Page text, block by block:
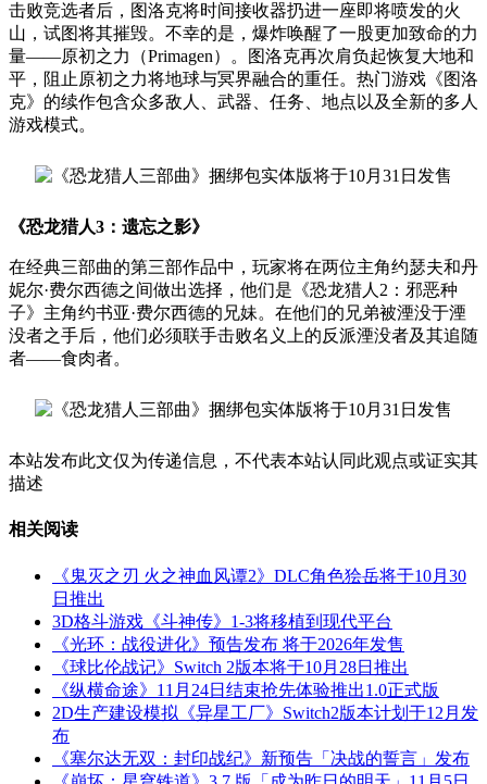
击败竞选者后，图洛克将时间接收器扔进一座即将喷发的火
山，试图将其摧毁。不幸的是，爆炸唤醒了一股更加致命的力
量——原初之力（Primagen）。图洛克再次肩负起恢复大地和
平，阻止原初之力将地球与冥界融合的重任。热门游戏《图洛
克》的续作包含众多敌人、武器、任务、地点以及全新的多人
游戏模式。
《恐龙猎人3：遗忘之影》
在经典三部曲的第三部作品中，玩家将在两位主角约瑟夫和丹
妮尔·费尔西德之间做出选择，他们是《恐龙猎人2：邪恶种
子》主角约书亚·费尔西德的兄妹。在他们的兄弟被湮没于湮
没者之手后，他们必须联手击败名义上的反派湮没者及其追随
者——食肉者。
本站发布此文仅为传递信息，不代表本站认同此观点或证实其
描述
相关阅读
《鬼灭之刃 火之神血风谭2》DLC角色狯岳将于10月30
日推出
3D格斗游戏《斗神传》1-3将移植到现代平台
《光环：战役进化》预告发布 将于2026年发售
《球比伦战记》Switch 2版本将于10月28日推出
《纵横命途》11月24日结束抢先体验推出1.0正式版
2D生产建设模拟《异星工厂》Switch2版本计划于12月发
布
《塞尔达无双：封印战纪》新预告「决战的誓言」发布